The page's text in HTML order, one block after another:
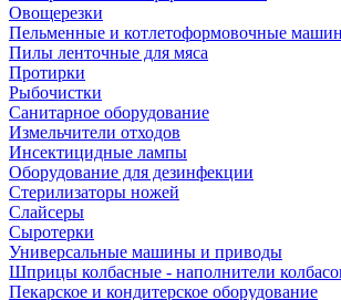
Овощерезки
Пельменные и котлетоформовочные
Пилы ленточные для мяса
Протирки
Рыбочистки
Санитарное оборудование
Измельчители отходов
Инсектицидные лампы
Оборудование для дезинфекции
Стерилизаторы ножей
Слайсеры
Сыротерки
Универсальные машины и приводы
Шприцы колбасные - наполнители
Пекарское и кондитерское оборудование